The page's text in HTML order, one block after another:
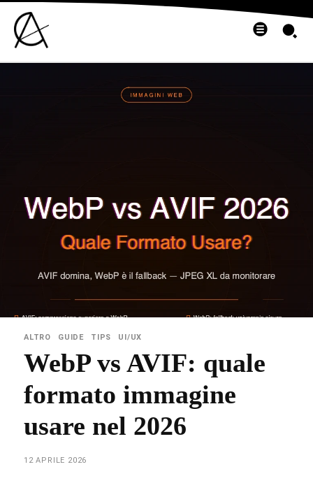
ALTRO GUIDE TIPS UI/UX
WebP vs AVIF: quale
formato immagine
usare nel 2026
12 APRILE 2026